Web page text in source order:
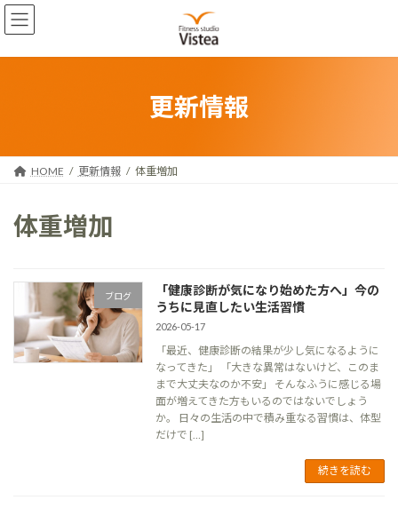
コ
ン
ン
ナ
ビ
ー
更新情報
HOME 更新情報 体重増加
体重増加
ブログ
「健康診断が気になり始めた方へ」今の
うちに見直したい生活習慣
2026-05-17
「最近、健康診断の結果が少し気になるように
なってきた」 「大きな異常はないけど、このま
まで大丈夫なのか不安」 そんなふうに感じる場
面が増えてきた方もいるのではないでしょう
か。 日々の生活の中で積み重なる習慣は、体型
だけで […]
続きを読む